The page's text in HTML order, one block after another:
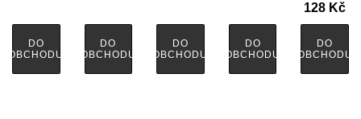
DO
OBCHODU
DO
OBCHODU
DO
OBCHODU
DO
OBCHODU
128 Kč
DO
OBCHODU